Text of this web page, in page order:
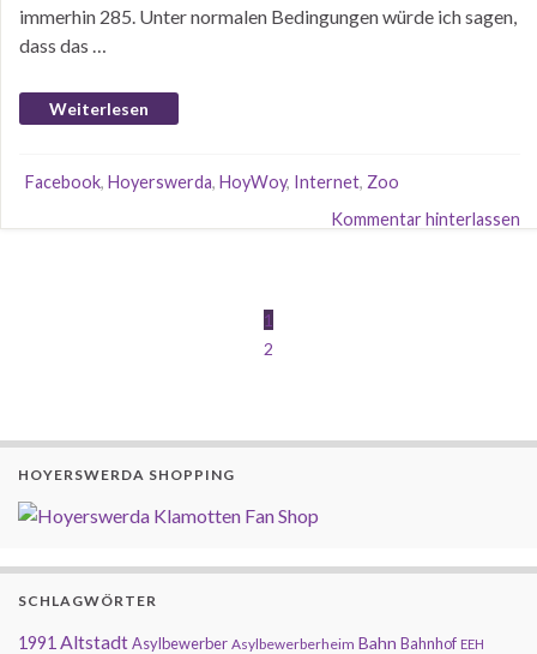
immerhin 285. Unter normalen Bedingungen würde ich sagen,
dass das …
Weiterlesen
Facebook, Hoyerswerda, HoyWoy, Internet, Zoo
Kommentar hinterlassen
1
2
HOYERSWERDA SHOPPING
SCHLAGWÖRTER
1991 AltstadtAsylbewerber Asylbewerberheim Bahn Bahnhof EEH